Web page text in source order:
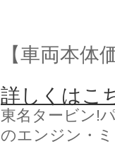
【車両本体
詳しくはこ
東名タービン!
のエンジン・